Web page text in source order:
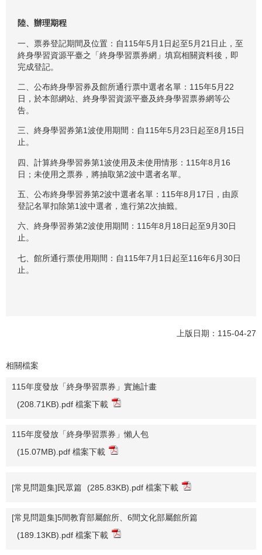
陸、辦理期程
一、票券登記期間及位置：自115年5月1日起至5月21日止，至
終身學習資源平臺之「終身學習票券網」填寫相關資料後，即
完成登記。
二、公布終身學習券及館所通行票中選者名單：115年5月22
日，於本部網站、終身學習資源平臺及終身學習票券網等公
告。
三、終身學習券第1波使用期間：自115年5月23日起至8月15日
止。
四、計算終身學習券第1波使用及未使用情形：115年8月16
日；未使用之票券，將抽取第2波中選者名單。
五、公布終身學習券第2波中選者名單：115年8月17日，由原
登記名單扣除第1波中選者，進行第2次抽籤。
六、終身學習券第2波使用期間：115年8月18日起至9月30日
止。
七、館所通行票使用期間：自115年7月1日起至116年6月30日
止。
上版日期：115-04-27
相關檔案
115年度發放「終身學習票券」實施計畫
(208.71KB).pdf 檔案下載
115年度發放「終身學習票券」懶人包
(15.07MB).pdf 檔案下載
[常見問題集]民眾篇 (285.83KB).pdf 檔案下載
[常見問題集]5間教育部屬館所、6間文化部屬館所篇
(189.13KB).pdf 檔案下載